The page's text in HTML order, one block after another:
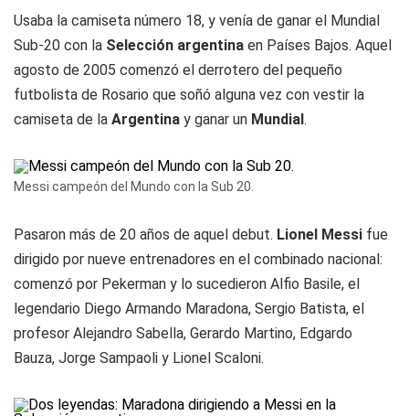
Usaba la camiseta número 18, y venía de ganar el Mundial
Sub-20 con la Selección argentina en Países Bajos. Aquel
agosto de 2005 comenzó el derrotero del pequeño
futbolista de Rosario que soñó alguna vez con vestir la
camiseta de la Argentina y ganar un Mundial.
Messi campeón del Mundo con la Sub 20.
Pasaron más de 20 años de aquel debut. Lionel Messi fue
dirigido por nueve entrenadores en el combinado nacional:
comenzó por Pekerman y lo sucedieron Alfio Basile, el
legendario Diego Armando Maradona, Sergio Batista, el
profesor Alejandro Sabella, Gerardo Martino, Edgardo
Bauza, Jorge Sampaoli y Lionel Scaloni.